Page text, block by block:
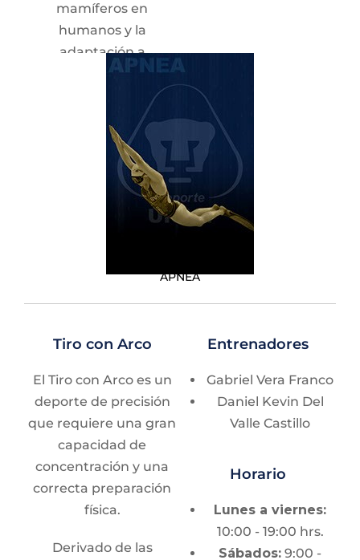
12:00 hrs.
mamíferos en
humanos y la
adaptación a
ambientes de hipoxia y
presiones hidrostáticas
En piscina, la apnea se
desarrolla en diferentes
modalidades: apnea
dinámica sin equipo,
resistencia, apnea
estática y apnea speed.
divide en Jump Blue,
Peso Constante e
Inmersión Libre.
Sede
Alberca Olímpica
Universitaria
Horarios
APNEA
Tiro con Arco
El Tiro con Arco es un
deporte de precisión
que requiere una gran
capacidad de
concentración y una
correcta preparación
física.
Derivado de las
Entrenadores
Gabriel Vera Franco
Daniel Kevin Del
Valle Castillo
Horario
Lunes a viernes:
10:00 - 19:00 hrs.
Sábados: 9:00 -